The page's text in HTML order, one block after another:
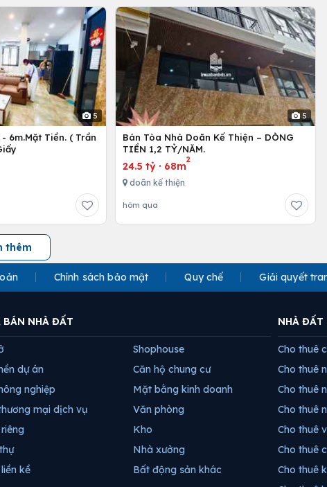
5
6m.Mặt Tiền. ( Trần
5
Bán Tòa Nhà Doãn Kế Thiện – DÒNG
TIỀN 1,2 TỶ/NĂM.
24.5 tỷ· 68m
2
doãn kế thiện
hôm qua
thêm
Chính sách bảo mật Quy chế Giải quyết
BÁN NHÀ ĐẤT
dự án
nghiệp
mại dịch vụ
kề
Shophouse
Căn hộ chung cư
Mặt bằng kinh doanh
Văn phòng
Kho
Nhà xưởng
Bất động sản khác
NHÀ ĐẤT
Cho thuê
Cho thuê
Cho thuê
Cho thuê
Cho thuê
Cho thuê
Cho thuê